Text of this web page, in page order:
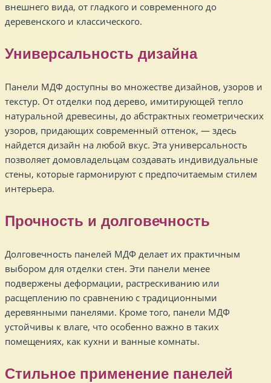
внешнего вида, от гладкого и современного до
деревенского и классического.
Универсальность дизайна
Панели МДФ доступны во множестве дизайнов, узоров и
текстур. От отделки под дерево, имитирующей тепло
натуральной древесины, до абстрактных геометрических
узоров, придающих современный оттенок, — здесь
найдется дизайн на любой вкус. Эта универсальность
позволяет домовладельцам создавать индивидуальные
стены, которые гармонируют с предпочитаемым стилем
интерьера.
Прочность и долговечность
Долговечность панелей МДФ делает их практичным
выбором для отделки стен. Эти панели менее
подвержены деформации, растрескиванию или
расщеплению по сравнению с традиционными
деревянными панелями. Кроме того, панели МДФ
устойчивы к влаге, что особенно важно в таких
помещениях, как кухни и ванные комнаты.
Стильное применение панелей